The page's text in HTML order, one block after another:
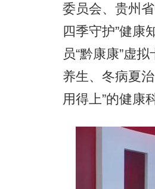
委员会、贵州
四季守护”健康
员“黔康康”虚
养生、冬病夏
用得上”的健康